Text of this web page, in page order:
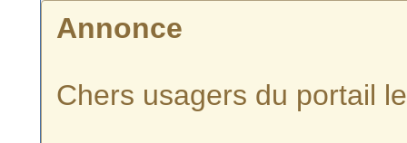
Annonce
Chers usagers du portail